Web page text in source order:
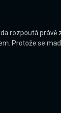
rozpoutá
Protože se